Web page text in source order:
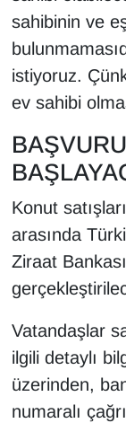
sahibinin ve
istiyoruz.
ev sahibi
Konut
arasında
Ziraat
Vatandaşlar
ilgili detaylı
üzerinden,
numaralı